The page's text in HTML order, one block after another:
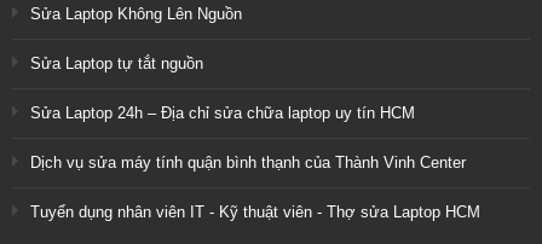
Sửa Laptop Không Lên Nguồn
Sửa Laptop tự tắt nguồn
Sửa Laptop 24h – Địa chỉ sửa chữa laptop uy tín HCM
Dịch vụ sửa máy tính quận bình thạnh của Thành Vinh Center
Tuyển dụng nhân viên IT - Kỹ thuật viên - Thợ sửa Laptop HCM